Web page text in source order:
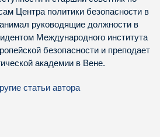
Центра политики безопасности в
руководящие должности в
Международного института
безопасности и преподает
академии в Вене.
статьи автора